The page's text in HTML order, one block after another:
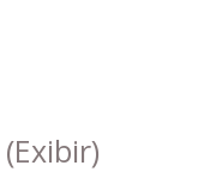
(Exibir)